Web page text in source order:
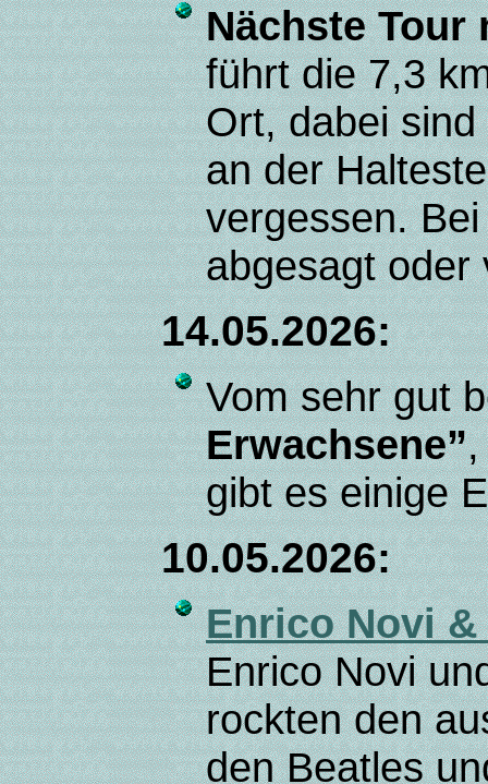
Nächste
führt die 7,3
Ort, dabei
an der
vergessen.
abgesagt oder
14.05.2026:
Vom sehr gut
Erwachsene”,
gibt es einige
10.05.2026:
Enrico Novi
Enrico Novi
rockten den
den Beatles